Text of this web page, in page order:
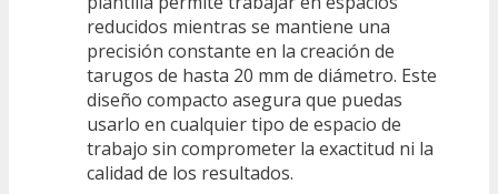
reducidos mientras se mantiene una
precisión constante en la creación de
tarugos de hasta 20 mm de diámetro. Este
diseño compacto asegura que puedas
usarlo en cualquier tipo de espacio de
trabajo sin comprometer la exactitud ni la
calidad de los resultados.